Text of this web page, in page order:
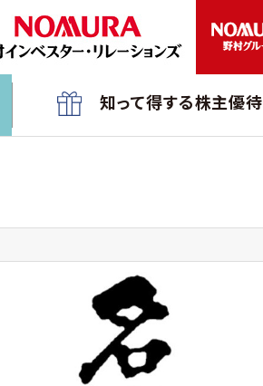
知って得する株主優待